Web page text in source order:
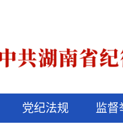
党纪法规 监督